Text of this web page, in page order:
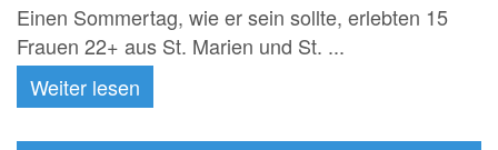
Einen Sommertag, wie er sein sollte, erlebten 15
Frauen 22+ aus St. Marien und St. ...
Weiter lesen